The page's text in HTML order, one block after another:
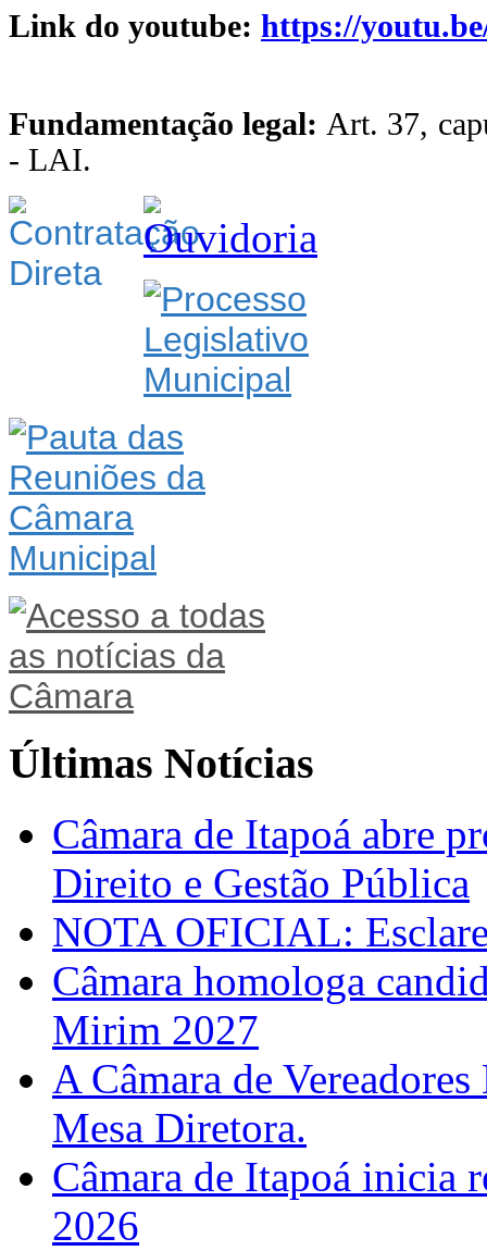
Link do youtube: https://
Fundamentação legal: Art. 37,
- LAI.
Últimas Notícias
Câmara de Itapoá abre
Direito e Gestão Pública
NOTA OFICIAL:
Câmara homologa
Mirim 2027
A Câmara de
Mesa Diretora.
Câmara de Itapoá inicia
2026